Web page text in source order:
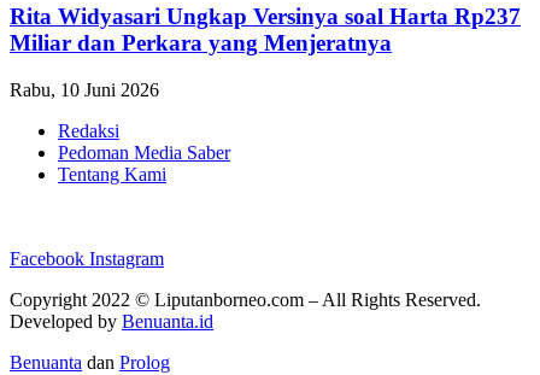
Rita Widyasari Ungkap Versinya soal Harta Rp237
Miliar dan Perkara yang Menjeratnya
Rabu, 10 Juni 2026
Redaksi
Pedoman Media Saber
Tentang Kami
Facebook Instagram
Copyright 2022 © Liputanborneo.com – All Rights Reserved.
Developed by Benuanta.id
Benuanta dan Prolog